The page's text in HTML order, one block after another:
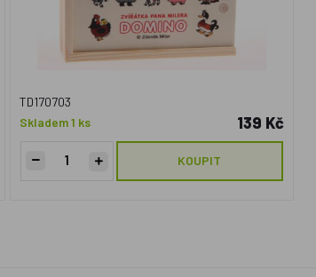
TD170703
Skladem 1 ks
139 Kč
KOUPIT